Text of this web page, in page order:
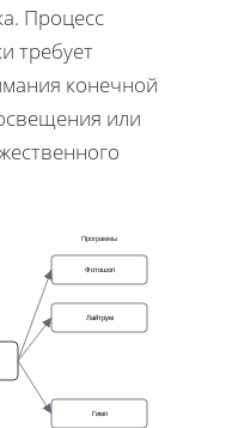
Процесс
требует
конечной
или
Программы
Фотошоп
Лайтрум
Гимп